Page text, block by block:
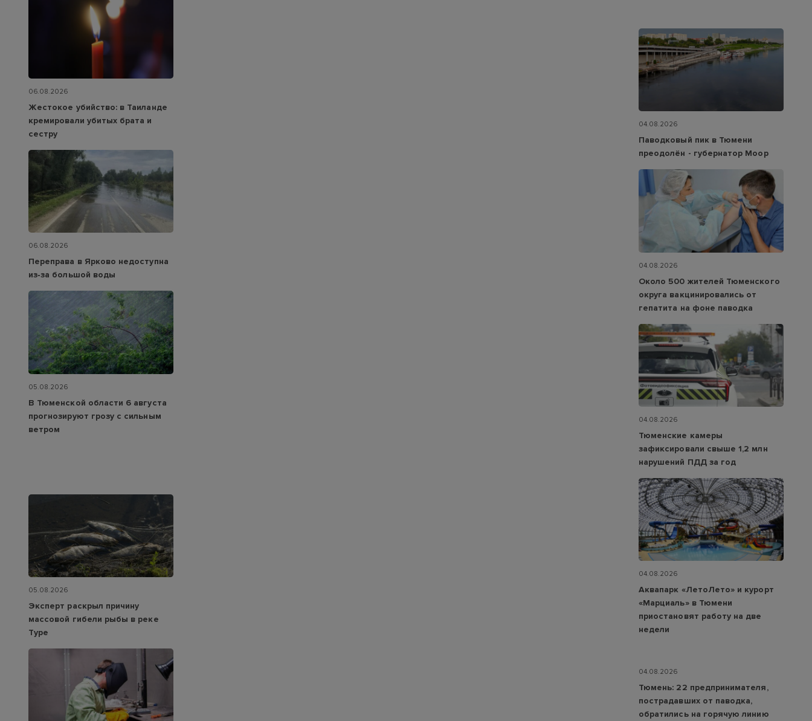
06.08.2026
Жестокое убийство: в Таиланде
кремировали убитых брата и
сестру
06.08.2026
Переправа в Ярково недоступна
из‑за большой воды
05.08.2026
В Тюменской области 6 августа
прогнозируют грозу с сильным
ветром
05.08.2026
Эксперт раскрыл причину
массовой гибели рыбы в реке
Туре
04.08.2026
Паводковый пик в Тюмени
преодолён - губернатор Моор
04.08.2026
Около 500 жителей Тюменского
округа вакцинировались от
гепатита на фоне паводка
04.08.2026
Тюменские камеры
зафиксировали свыше 1,2 млн
нарушений ПДД за год
04.08.2026
Аквапарк «ЛетоЛето» и курорт
«Марциаль» в Тюмени
приостановят работу на две
недели
04.08.2026
Тюмень: 22 предпринимателя,
пострадавших от паводка,
обратились на горячую линию